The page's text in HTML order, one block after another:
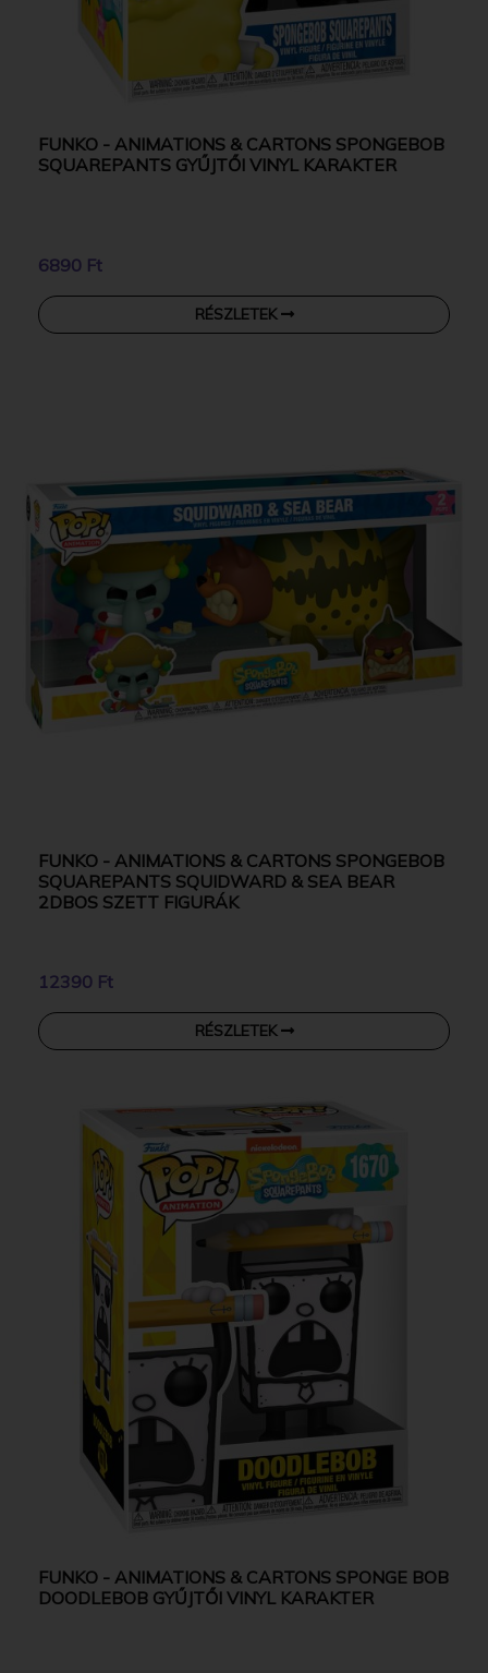
FUNKO - ANIMATIONS & CARTONS SPONGEBOB
SQUAREPANTS GYŰJTŐI VINYL KARAKTER
6890 Ft
RÉSZLETEK
FUNKO - ANIMATIONS & CARTONS SPONGEBOB
SQUAREPANTS SQUIDWARD & SEA BEAR
2DBOS SZETT FIGURÁK
12390 Ft
RÉSZLETEK
FUNKO - ANIMATIONS & CARTONS SPONGE BOB
DOODLEBOB GYŰJTŐI VINYL KARAKTER